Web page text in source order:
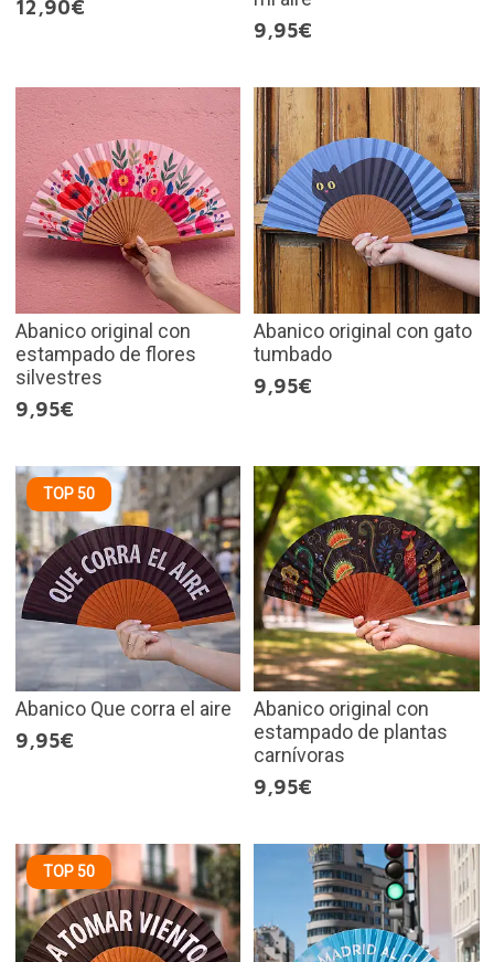
12,90€
9,95€
Abanico original con
estampado de flores
silvestres
9,95€
Abanico original con gato
tumbado
9,95€
TOP 50
Abanico Que corra el aire
9,95€
Abanico original con
estampado de plantas
carnívoras
9,95€
TOP 50